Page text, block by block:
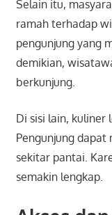
Selain itu,
ramah terhadap
pengunjung yang
demikian,
berkunjung.
Di sisi lain, kuliner
Pengunjung
sekitar pantai.
semakin lengkap.